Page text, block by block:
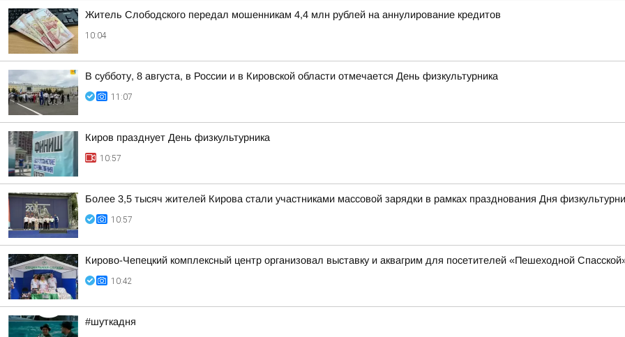
Житель Слободского передал мошенникам 4,4 млн рублей на аннулирование кредитов
10:04
В субботу, 8 августа, в России и в Кировской области отмечается День физкультурника
11:07
Киров празднует День физкультурника
10:57
Более 3,5 тысяч жителей Кирова стали участниками массовой зарядки в рамках празднования Дня
10:57
Кирово-Чепецкий комплексный центр организовал выставку и аквагрим для посетителей «Пешеходной
10:42
#шуткадня